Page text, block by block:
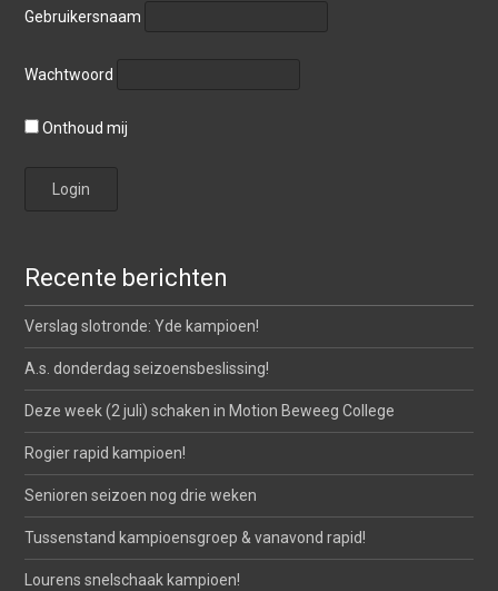
Gebruikersnaam
Wachtwoord
Onthoud mij
Recente berichten
Verslag slotronde: Yde kampioen!
A.s. donderdag seizoensbeslissing!
Deze week (2 juli) schaken in Motion Beweeg College
Rogier rapid kampioen!
Senioren seizoen nog drie weken
Tussenstand kampioensgroep & vanavond rapid!
Lourens snelschaak kampioen!